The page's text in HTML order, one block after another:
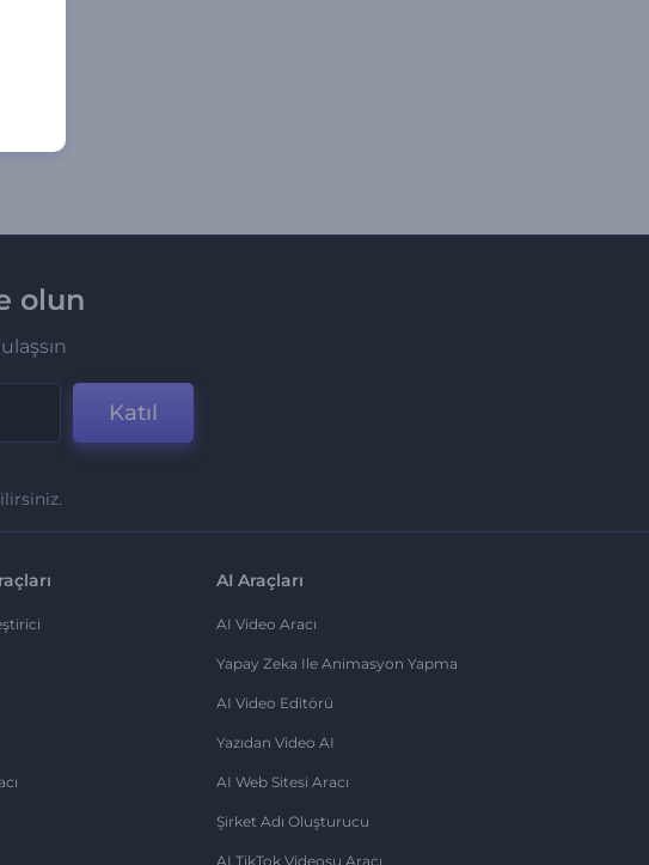
olun
Katıl
AI Araçları
AI Video Aracı
Yapay Zeka Ile Animasyon Yapma
AI Video Editörü
Yazıdan Video AI
AI Web Sitesi Aracı
Şirket Adı Oluşturucu
AI TikTok Videosu Aracı